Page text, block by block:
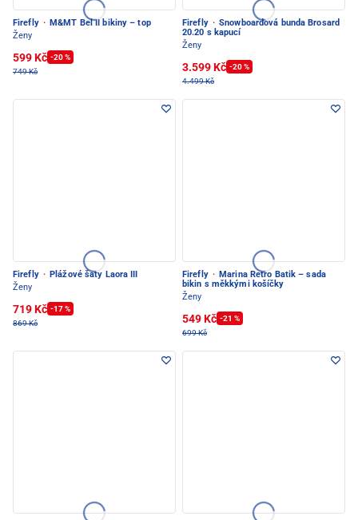
Firefly · M&MT Bel II bikiny – top
Ženy
599 Kč -20 %
749 Kč
Firefly · Snowboardová bunda Brosard
20.20 s kapucí
Ženy
3.599 Kč -20 %
4.499 Kč
Firefly · Plážové šaty Laora III
Ženy
719 Kč -17 %
869 Kč
Firefly · Marina Retro Batik – sada
bikin s měkkými košíčky
Ženy
549 Kč -21 %
699 Kč